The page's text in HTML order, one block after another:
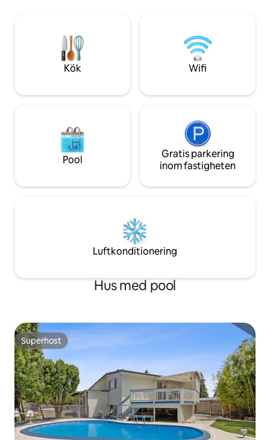
bungalow är komplett med
väsentligheter, inklusive tvätt och en
frukosthörna, och är perfekt för både
korta och långa vistelser, och erbjuder
välfyllt kök,
torktumlare, ett
mycket mer!
Kök Wifi
Pool
Gratis parkering
inom fastigheten
Luftkonditionering
Hus med pool
Superhost
Superhost